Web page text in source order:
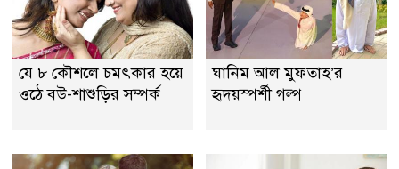
যে ৮ কৌশলে চমৎকার হয়ে
ওঠে বউ-শাশুড়ির সম্পর্ক
ঘানিম আল মুফতাহ’র
হৃদয়স্পর্শী গল্প